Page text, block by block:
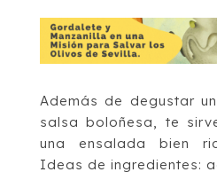
Además de degustar
salsa boloñesa, te
una ensalada bien
Ideas de ingredientes: